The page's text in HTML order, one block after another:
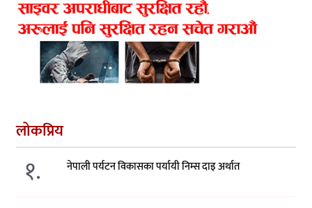
लोकप्रिय
१. नेपाली पर्यटन विकासका पर्यायी निम्स दाइ अर्थात